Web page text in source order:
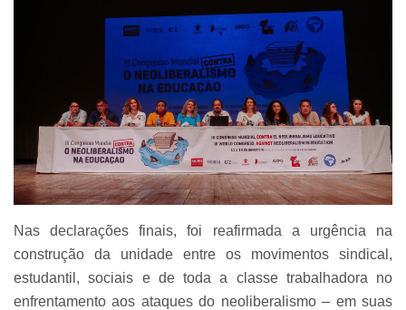
Nas declarações finais, foi reafirmada a urgência na
construção da unidade entre os movimentos sindical,
estudantil, sociais e de toda a classe trabalhadora no
enfrentamento aos ataques do neoliberalismo – em suas